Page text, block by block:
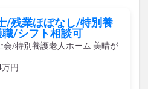
/残業ほぼなし/特別養
/シフト相談可
会/特別養護老人ホーム 美晴が
円